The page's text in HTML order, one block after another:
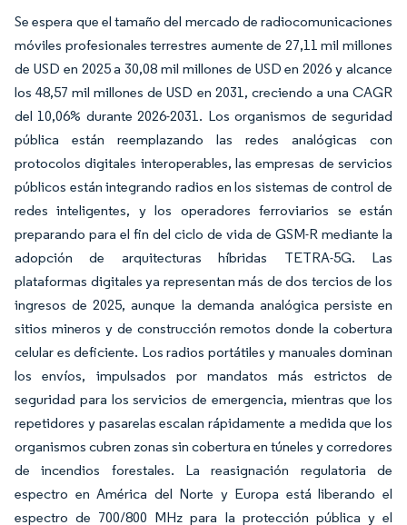
Se espera que el tamaño del mercado de radiocomunicaciones
móviles profesionales terrestres aumente de 27,11 mil millones
de USD en 2025 a 30,08 mil millones de USD en 2026 y alcance
los 48,57 mil millones de USD en 2031, creciendo a una CAGR
del 10,06% durante 2026-2031. Los organismos de seguridad
pública están reemplazando las redes analógicas con
protocolos digitales interoperables, las empresas de servicios
públicos están integrando radios en los sistemas de control de
redes inteligentes, y los operadores ferroviarios se están
preparando para el fin del ciclo de vida de GSM-R mediante la
adopción de arquitecturas híbridas TETRA-5G. Las
plataformas digitales ya representan más de dos tercios de los
ingresos de 2025, aunque la demanda analógica persiste en
sitios mineros y de construcción remotos donde la cobertura
celular es deficiente. Los radios portátiles y manuales dominan
los envíos, impulsados por mandatos más estrictos de
seguridad para los servicios de emergencia, mientras que los
repetidores y pasarelas escalan rápidamente a medida que los
organismos cubren zonas sin cobertura en túneles y corredores
de incendios forestales. La reasignación regulatoria de
espectro en América del Norte y Europa está liberando el
espectro de 700/800 MHz para la protección pública y el